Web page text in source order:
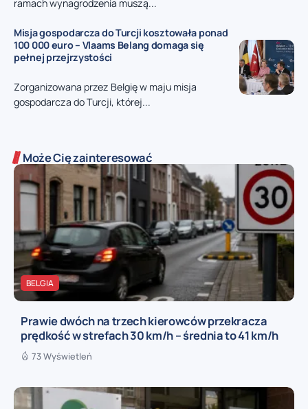
ramach wynagrodzenia muszą...
Misja gospodarcza do Turcji kosztowała ponad
100 000 euro – Vlaams Belang domaga się
pełnej przejrzystości
Zorganizowana przez Belgię w maju misja
gospodarcza do Turcji, której...
Może Cię zainteresować
BELGIA
Prawie dwóch na trzech kierowców przekracza
prędkość w strefach 30 km/h – średnia to 41 km/h
73 Wyświetleń